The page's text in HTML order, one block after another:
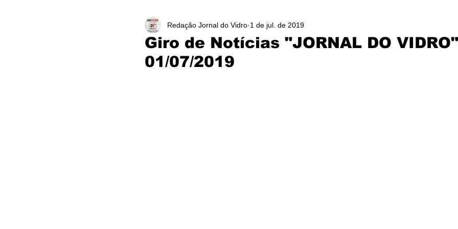
Giro de Notícias "JORNAL DO
01/07/2019
Redação Jornal do Vidro 1 de jul. de 2019